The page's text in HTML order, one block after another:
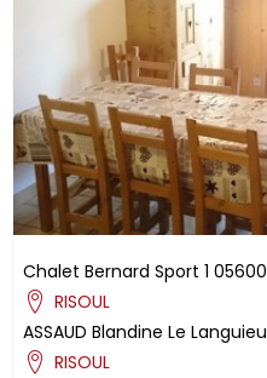
Chalet Bernard Sport 1 05600
RISOUL
ASSAUD Blandine Le Languieu
RISOUL